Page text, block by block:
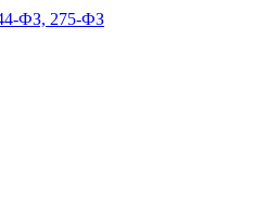
ФЗ, 275-ФЗ